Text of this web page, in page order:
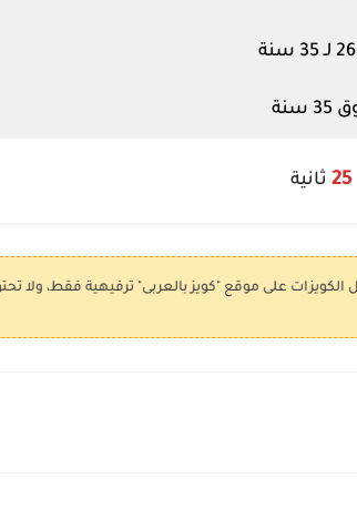
سنة
25 ثانية
على موقع "كويز بالعربى" ترفيهية فقط، ولا تحتوي على